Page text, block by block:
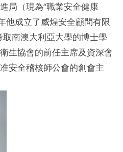
局（現為“職業安全健康
他成立了威煌安全顧問有限
南澳大利亞大學的博士學
生協會的前任主席及資深會
安全稽核師公會的創會主